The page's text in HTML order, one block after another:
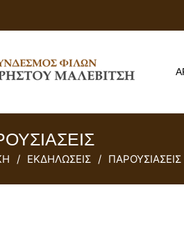
/ ΕΚΔΗΛΩΣΕΙΣ / ΠΑΡΟΥΣΙΑΣΕΙΣ